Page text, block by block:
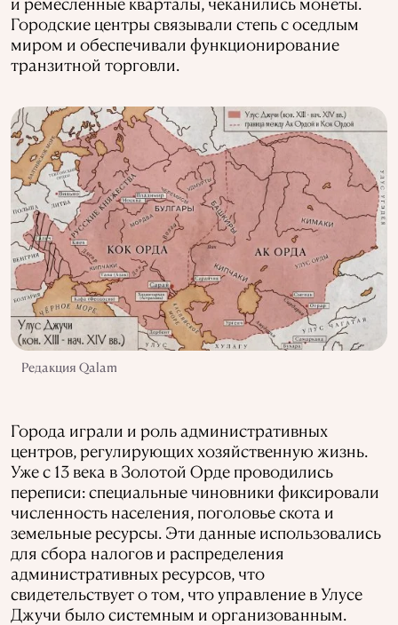
Городские центры связывали степь с оседлым
миром и обеспечивали функционирование
транзитной торговли.
Редакция Qalam
Города играли и роль административных
центров, регулирующих хозяйственную жизнь.
Уже с 13 века в Золотой Орде проводились
переписи: специальные чиновники фиксировали
численность населения, поголовье скота и
земельные ресурсы. Эти данные использовались
для сбора налогов и распределения
административных ресурсов, что
свидетельствует о том, что управление в Улусе
Джучи было системным и организованным.